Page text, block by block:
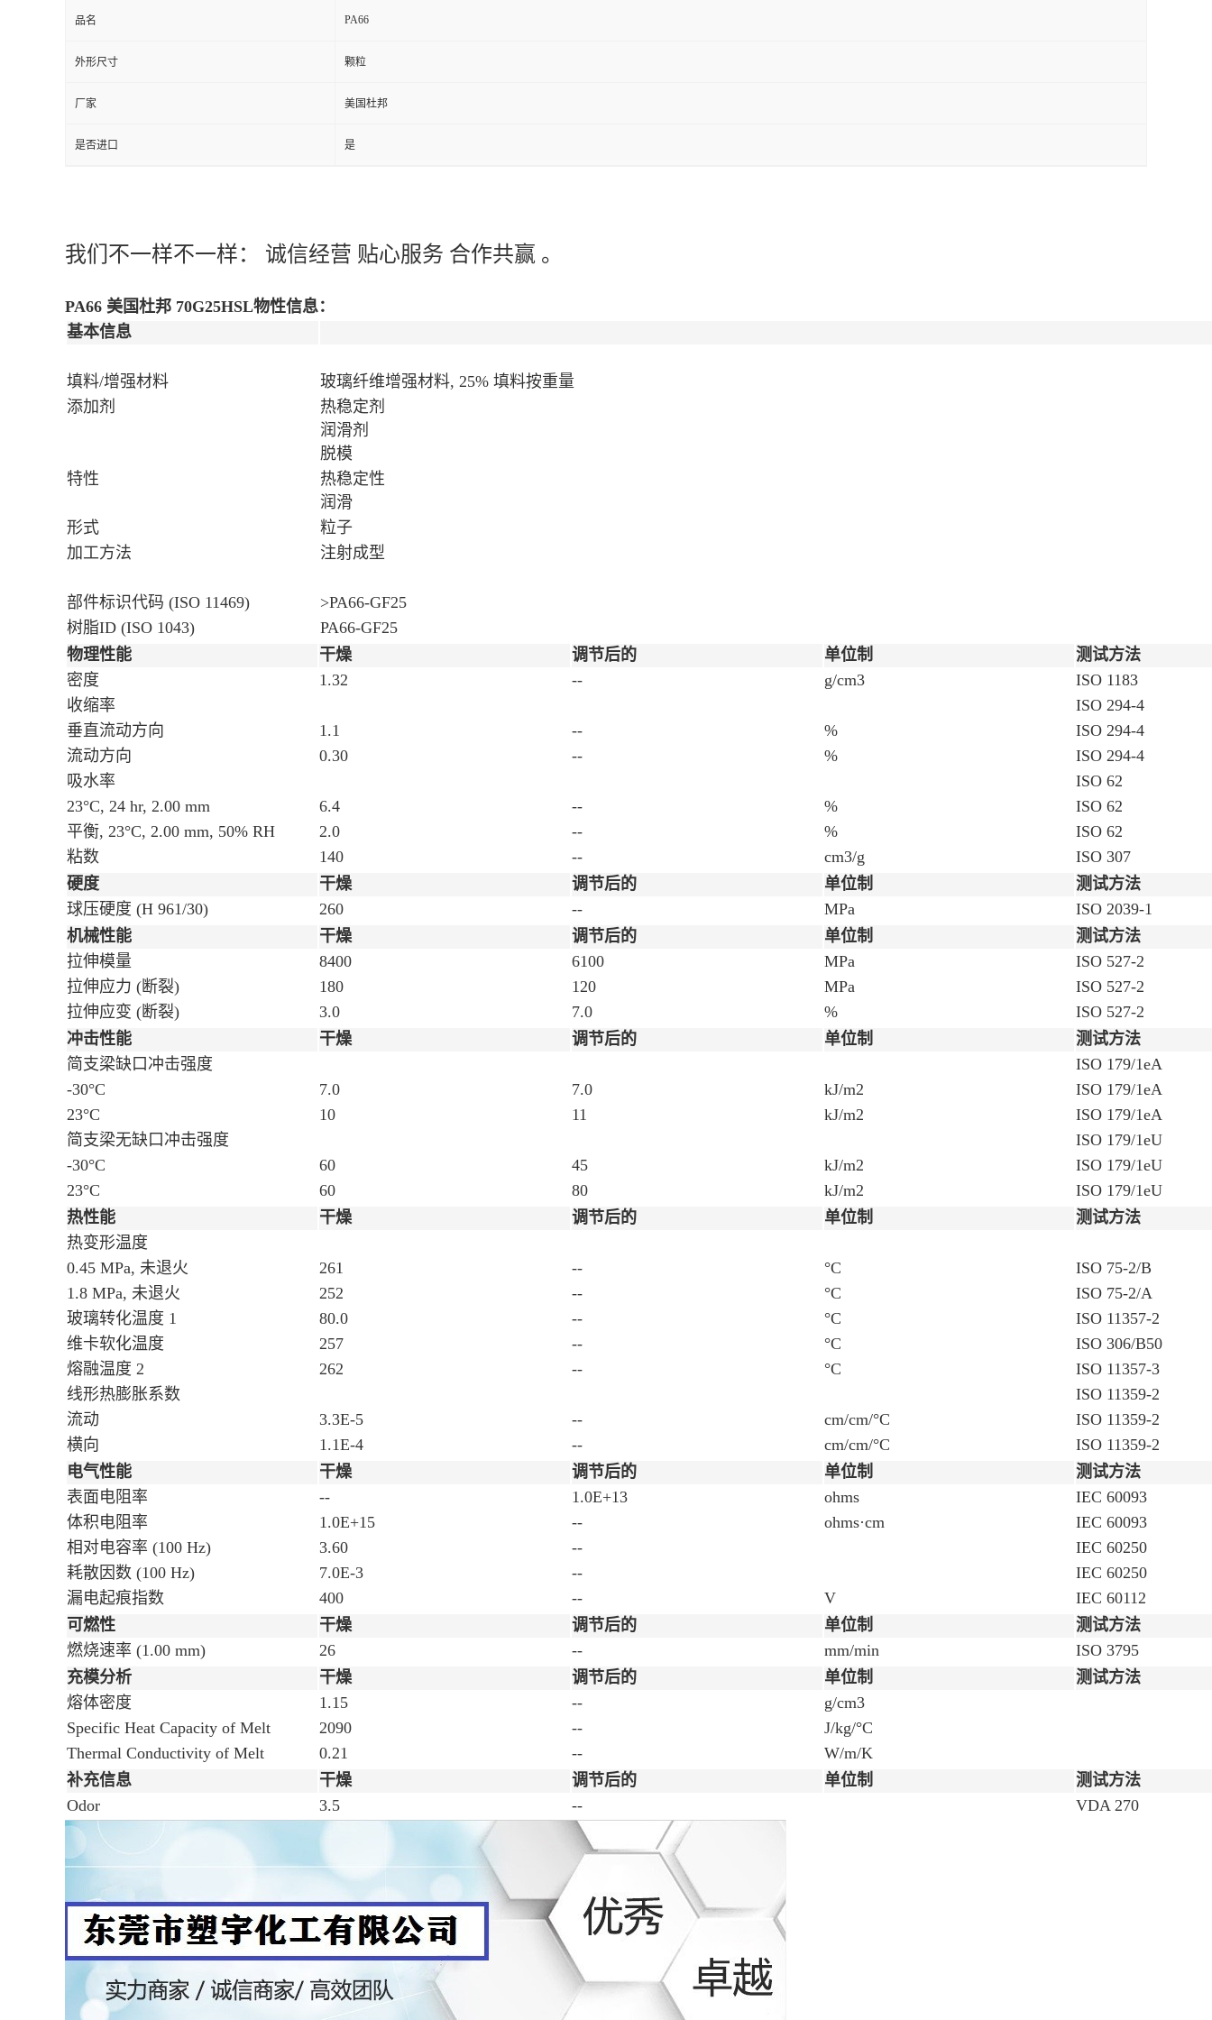
品名 PA66
外形尺寸 颗粒
厂家 美国杜邦
是否进口 是
我们不一样不一样： 诚信经营 贴心服务 合作共赢 。
PA66 美国杜邦 70G25HSL物性信息：
基本信息
填料/增强材料
玻璃纤维增强材料, 25% 填料按重量
添加剂
热稳定剂
润滑剂
脱模
特性
热稳定性
润滑
形式
粒子
加工方法
注射成型
部件标识代码 (ISO 11469)
>PA66-GF25
树脂ID (ISO 1043)
PA66-GF25
物理性能
干燥 调节后的 单位制
测试方法
密度
1.32 -- g/cm3
ISO 1183
收缩率
ISO 294-4
垂直流动方向
1.1 -- %
ISO 294-4
流动方向
0.30 -- %
ISO 294-4
吸水率
ISO 62
23°C, 24 hr, 2.00 mm
6.4 -- %
ISO 62
平衡, 23°C, 2.00 mm, 50% RH
2.0 -- %
ISO 62
粘数
140 -- cm3/g
ISO 307
硬度
干燥 调节后的 单位制
测试方法
球压硬度 (H 961/30) 260 -- MPa
ISO 2039-1
机械性能
干燥 调节后的 单位制
测试方法
拉伸模量
8400 6100 MPa
ISO 527-2
拉伸应力 (断裂) 180 120 MPa
ISO 527-2
拉伸应变 (断裂) 3.0 7.0 %
ISO 527-2
冲击性能
干燥 调节后的 单位制
测试方法
简支梁缺口冲击强度
ISO 179/1eA
-30°C
7.0 7.0 kJ/m2
ISO 179/1eA
23°C
10 11 kJ/m2
ISO 179/1eA
简支梁无缺口冲击强度
ISO 179/1eU
-30°C
60 45 kJ/m2
ISO 179/1eU
23°C
60 80 kJ/m2
ISO 179/1eU
热性能
干燥 调节后的 单位制
测试方法
热变形温度
0.45 MPa, 未退火
261 -- °C
ISO 75-2/B
1.8 MPa, 未退火
252 -- °C
ISO 75-2/A
玻璃转化温度 1 80.0 -- °C
ISO 11357-2
维卡软化温度
257 -- °C
ISO 306/B50
熔融温度 2 262 -- °C
ISO 11357-3
线形热膨胀系数
ISO 11359-2
流动
3.3E-5 -- cm/cm/°C
ISO 11359-2
横向
1.1E-4 -- cm/cm/°C
ISO 11359-2
电气性能
干燥 调节后的 单位制
测试方法
表面电阻率
-- 1.0E+13 ohms
IEC 60093
体积电阻率
1.0E+15 -- ohms·cm
IEC 60093
相对电容率 (100 Hz) 3.60 --
IEC 60250
耗散因数 (100 Hz) 7.0E-3 --
IEC 60250
漏电起痕指数
400 -- V
IEC 60112
可燃性
干燥 调节后的 单位制
测试方法
燃烧速率 (1.00 mm) 26 -- mm/min
ISO 3795
充模分析
干燥 调节后的 单位制
测试方法
熔体密度
1.15 --
g/cm3
Specific Heat Capacity of Melt
2090 --
J/kg/°C
Thermal Conductivity of Melt
0.21 --
W/m/K
补充信息
干燥 调节后的 单位制
测试方法
Odor
3.5 -- VDA 270